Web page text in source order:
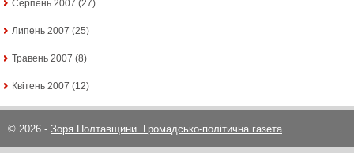
Серпень 2007 (27)
Липень 2007 (25)
Травень 2007 (8)
Квітень 2007 (12)
© 2026 - Зоря Полтавщини. Громадсько-політична газета